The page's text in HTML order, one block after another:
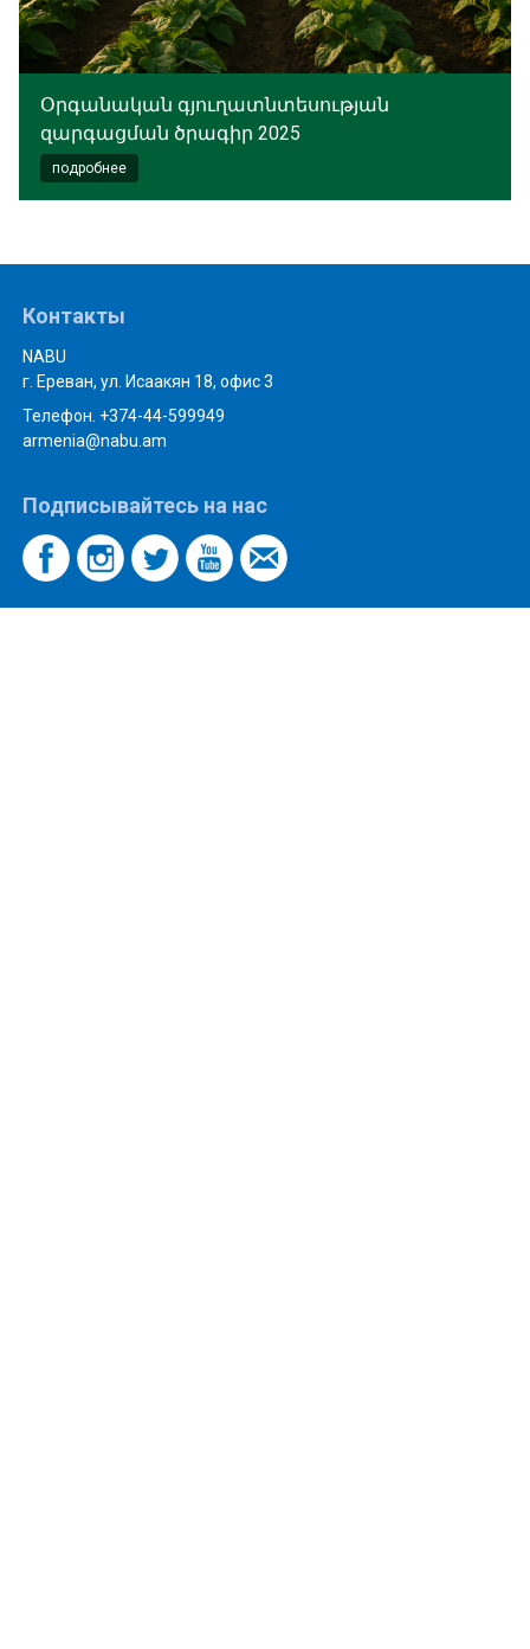
Օրգանական գյուղատնտեսության
զարգացման ծրագիր 2025
подробнее
Контакты
NABU
г. Ереван, ул. Исаакян 18, офис 3
Телефон. +374-44-599949
armenia@nabu.am
Подписывайтесь на нас